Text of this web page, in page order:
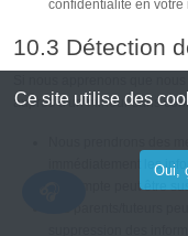
confidentialité en votre
10.3 Détection
auprès d'un mineur sans
immédiatement les
Le compte peut être
Ce site utilise des
Oui,